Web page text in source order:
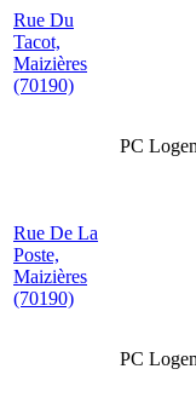
Rue Du
Tacot,
Maizières
(70190)
PC
Rue De La
Poste,
Maizières
(70190)
PC